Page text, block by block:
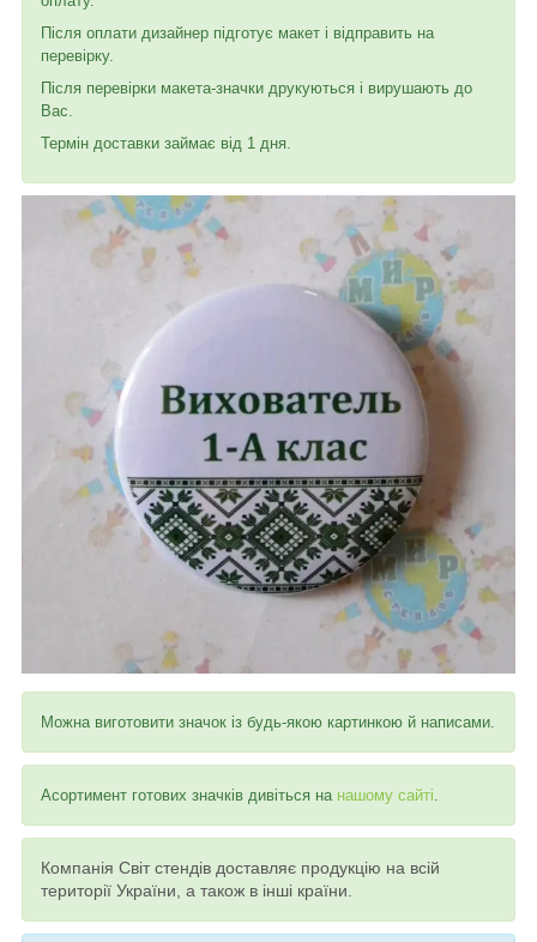
Після оплати дизайнер підготує макет і відправить на
перевірку.
Після перевірки макета-значки друкуються і вирушають до
Вас.
Термін доставки займає від 1 дня.
Можна виготовити значок із будь-якою картинкою й написами.
Асортимент готових значків дивіться на нашому сайті
Компанія Світ стендів доставляє продукцію на всій
території України, а також в інші країни.